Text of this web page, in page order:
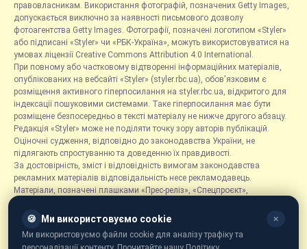
правовласникам. Використання фотографій, позначених Getty Images,
допускається виключно за наявності письмового дозволу
фотоагентства Getty Images. Фотографії, позначені логотипом «Styler»
або підписані «Styler» чи «РБК-Україна», можуть використовуватися на
умовах ліцензії Creative Commons Attribution 4.0 International.
При повному або частковому відтворенні інформаційних матеріалів,
опублікованих на вебсайті «Styler» (styler.rbc.ua), обов'язковим є
розміщення активного гіперпосилання на styler.rbc.ua, відкритого для
індексації пошуковими системами. Таке гіперпосилання має бути
розміщене безпосередньо в тексті матеріалу не нижче другого абзацу.
Редакція «Styler» може не поділяти точку зору авторів публікацій.
Оціночні судження, відповідно до законодавства України, не
підлягають спростуванню та доведенню їх правдивості.
За достовірність, зміст і відповідність вимогам законодавства
рекламних матеріалів відповідальність несе рекламодавець.
Матеріали, позначені плашками «Прес-реліз», «Спецпроєкт»,
розміщуються на правах реклами.
Рубрика «Новини компаній» є інформаційним форматом, що містить
новини, повідомлення та оголошення, пов'язані з діяльністю
🍪 Ми використовуємо cookie ✕
Ми використовуємо файли cookie для аналізу трафіку та